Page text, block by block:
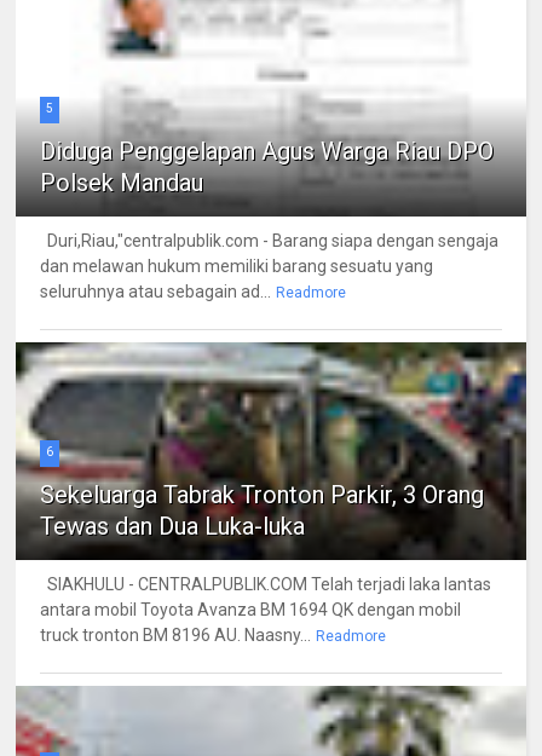
5
Diduga Penggelapan Agus Warga Riau DPO
Polsek Mandau
Duri,Riau,"centralpublik.com - Barang siapa dengan sengaja
dan melawan hukum memiliki barang sesuatu yang
seluruhnya atau sebagain ad...
Readmore
6
Sekeluarga Tabrak Tronton Parkir, 3 Orang
Tewas dan Dua Luka-luka
SIAKHULU - CENTRALPUBLIK.COM Telah terjadi laka lantas
antara mobil Toyota Avanza BM 1694 QK dengan mobil
truck tronton BM 8196 AU. Naasny...
Readmore